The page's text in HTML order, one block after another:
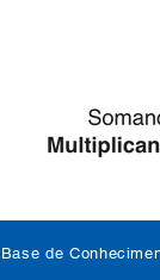
Base de